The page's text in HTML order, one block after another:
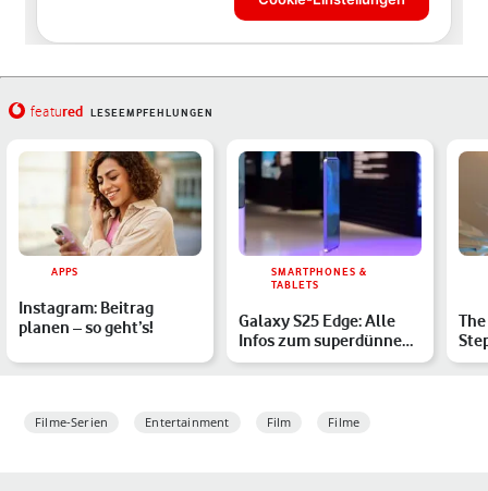
featured LESEEMPFEHLUNGEN
APPS
Instagram: Beitrag
planen – so geht’s!
SMARTPHONES &
TABLETS
Galaxy S25 Edge: Alle
Infos zum superdünnen
Samsung-Handy
Filme-Serien Entertainment Film Filme